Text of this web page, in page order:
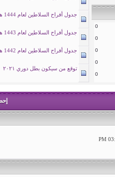
جدول أفراح السلاطين لعام 1444 هـ
جدول أفراح السلاطين لعام 1443 هـ
جدول أفراح السلاطين لعام 1442 هـ
توقع من سيكون بطل دوري ٢٠٢١
0
0
0
0
0